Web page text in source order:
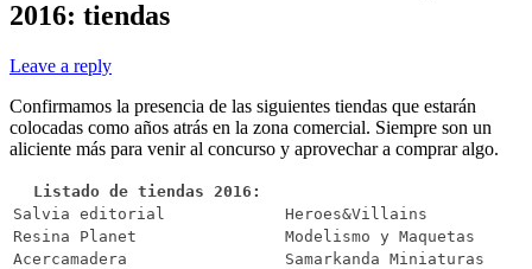
2016: tiendas
Leave a reply
Confirmamos la presencia de las siguientes tiendas que estarán
colocadas como años atrás en la zona comercial. Siempre son un
aliciente más para venir al concurso y aprovechar a comprar algo.
Listado de tiendas 2016:
Salvia editorial
Heroes&Villains
Resina Planet
Modelismo y Maquetas
Acercamadera
Samarkanda Miniaturas